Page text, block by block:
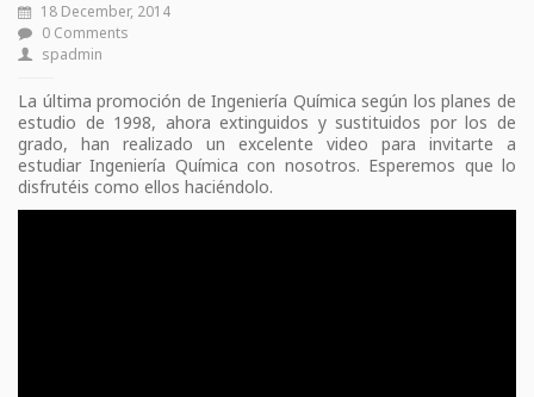
18 December, 2014
0 Comments
spadmin
La última promoción de Ingeniería Química según los planes de
estudio de 1998, ahora extinguidos y sustituidos por los de
grado, han realizado un excelente video para invitarte a
estudiar Ingeniería Química con nosotros. Esperemos que lo
disfrutéis como ellos haciéndolo.